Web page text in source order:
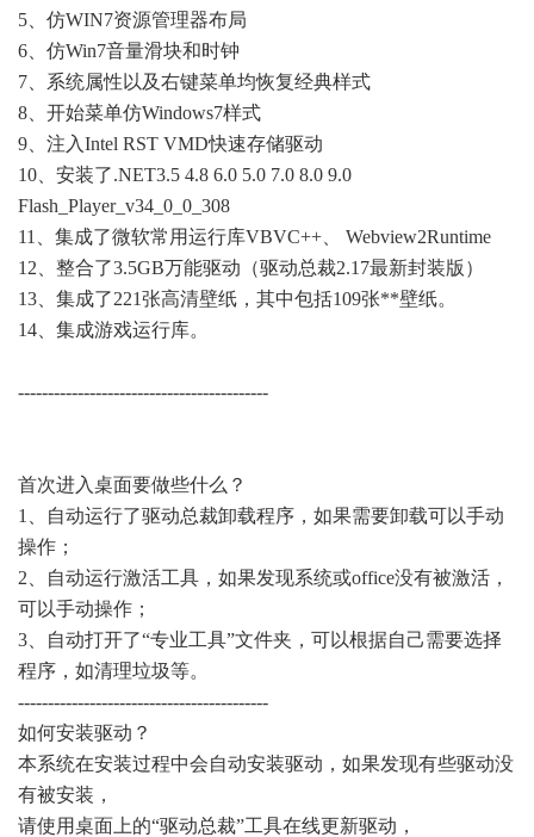
5、仿WIN7资源管理器布局
6、仿Win7音量滑块和时钟
7、系统属性以及右键菜单均恢复经典样式
8、开始菜单仿Windows7样式
9、注入Intel RST VMD快速存储驱动
10、安装了.NET3.5 4.8 6.0 5.0 7.0 8.0 9.0
Flash_Player_v34_0_0_308
11、集成了微软常用运行库VBVC++、 Webview2Runtime
12、整合了3.5GB万能驱动（驱动总裁2.17最新封装版）
13、集成了221张高清壁纸，其中包括109张**壁纸。
14、集成游戏运行库。
------------------------------------------
首次进入桌面要做些什么？
1、自动运行了驱动总裁卸载程序，如果需要卸载可以手动
操作；
2、自动运行激活工具，如果发现系统或office没有被激活，
可以手动操作；
3、自动打开了“专业工具”文件夹，可以根据自己需要选择
程序，如清理垃圾等。
------------------------------------------
如何安装驱动？
本系统在安装过程中会自动安装驱动，如果发现有些驱动没
有被安装，
请使用桌面上的“驱动总裁”工具在线更新驱动，